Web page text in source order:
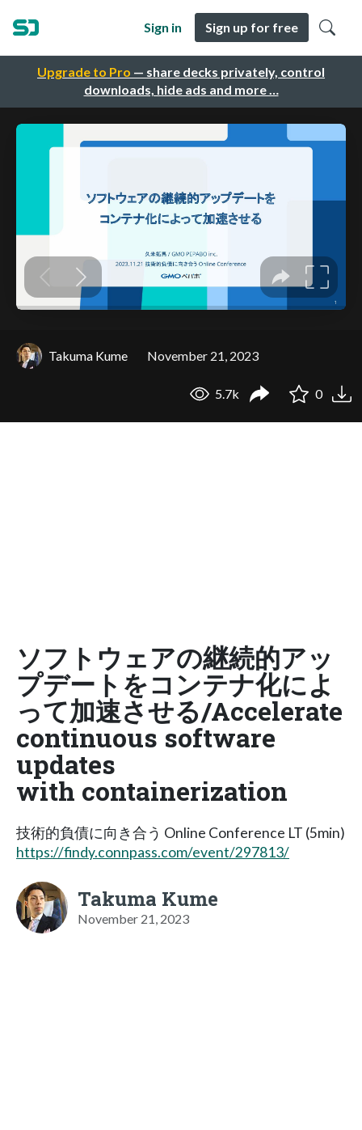
Upgrade to Pro — share decks privately, control
downloads, hide ads and more …
Sign in Sign up for free
Takuma Kume November 21, 2023
5.7k 0
ソフトウェアの継続的アッ
プデートをコンテナ化によ
って加速させる/Accelerate
continuous software
updates
with containerization
技術的負債に向き合う Online Conference LT (5min)
https://findy.connpass.com/event/297813/
Takuma Kume
November 21, 2023